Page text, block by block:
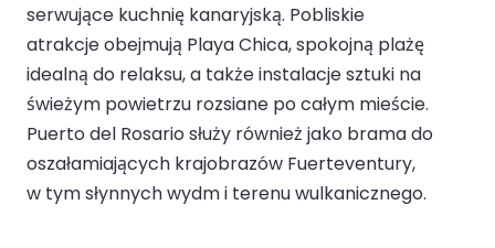
serwujące kuchnię kanaryjską. Pobliskie
atrakcje obejmują Playa Chica, spokojną plażę
idealną do relaksu, a także instalacje sztuki na
świeżym powietrzu rozsiane po całym mieście.
Puerto del Rosario służy również jako brama do
oszałamiających krajobrazów Fuerteventury,
w tym słynnych wydm i terenu wulkanicznego.